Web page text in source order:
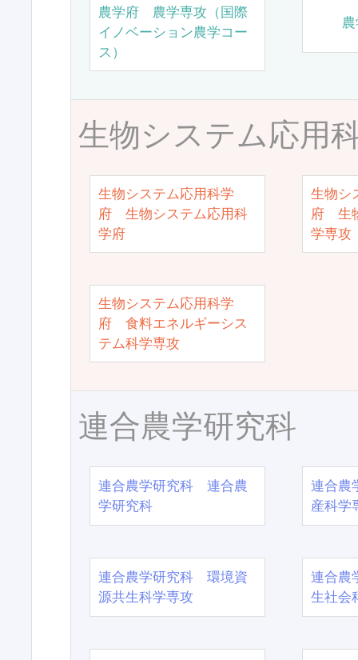
農学府 農学専攻（国際
イノベーション農学コー
ス）
生物システム応用
生物システム応用科学
府 生物システム応用科
学府
生物シ
府 生
学専攻
生物システム応用科学
府 食料エネルギーシス
テム科学専攻
連合農学研究科
連合農学研究科 連合農
学研究科
連合農
産科学
連合農学研究科 環境資
源共生科学専攻
連合農
生社会